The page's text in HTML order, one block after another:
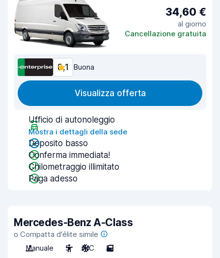
34,60 €
al giorno
Cancellazione gratuita
8,1 Buona
Visualizza offerta
Ufficio di autonoleggio
Mostra i dettagli della sede
Deposito basso
Conferma immediata!
Chilometraggio illimitato
Paga adesso
Mercedes-Benz A-Class
o Compatta d'élite simile
Manuale
5 A/C 5